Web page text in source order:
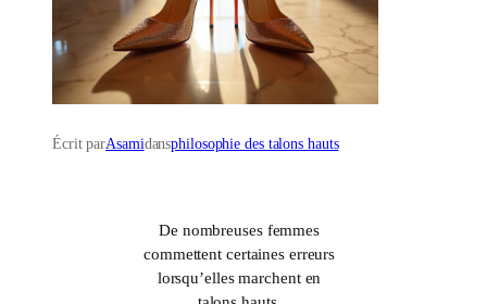
Écrit parAsamidansphilosophie des talons hauts
De nombreuses femmes
commettent certaines erreurs
lorsqu’elles marchent en